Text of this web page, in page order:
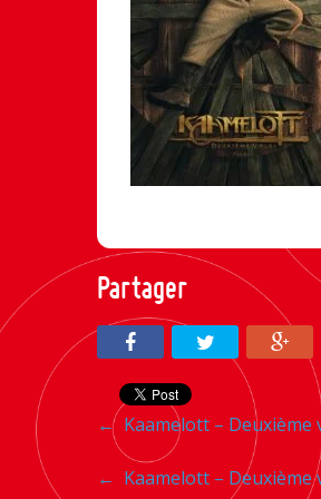
Partager
Navigation
entre
←Kaamelott – Deuxième
Navigation
← Kaamelott –